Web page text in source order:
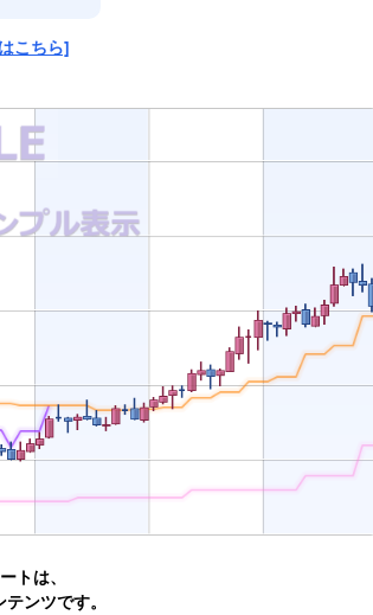
こちら]
トは、
ンツです。